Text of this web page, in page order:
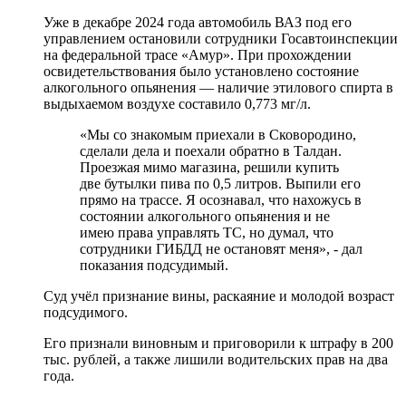
Уже в декабре 2024 года автомобиль ВАЗ под его
управлением остановили сотрудники Госавтоинспекции
на федеральной трасе «Амур». При прохождении
освидетельствования было установлено состояние
алкогольного опьянения — наличие этилового спирта в
выдыхаемом воздухе составило 0,773 мг/л.
«Мы со знакомым приехали в Сковородино,
сделали дела и поехали обратно в Талдан.
Проезжая мимо магазина, решили купить
две бутылки пива по 0,5 литров. Выпили его
прямо на трассе. Я осознавал, что нахожусь в
состоянии алкогольного опьянения и не
имею права управлять ТС, но думал, что
сотрудники ГИБДД не остановят меня», - дал
показания подсудимый.
Суд учёл признание вины, раскаяние и молодой возраст
подсудимого.
Его признали виновным и приговорили к штрафу в 200
тыс. рублей, а также лишили водительских прав на два
года.